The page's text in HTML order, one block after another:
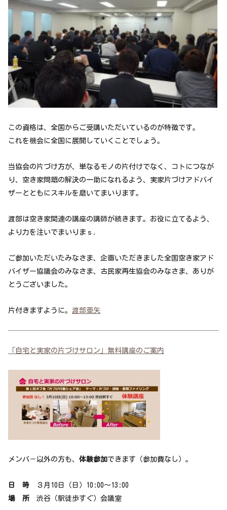
この資格は、全国からご受講いただいているのが特徴です。
これを機会に全国に展開していくことでしょう。
当協会の片づけ方が、単なるモノの片付けでなく、コトにつなが
り、空き家問題の解決の一助になれるよう、実家片づけアドバイ
ザーとともにスキルを磨いてまいります。
渡部は空き家関連の講座の講師が続きます。お役に立てるよう、
より力を注いでまいりまｓ．
ご参加いただいたみなさま、企画いただきました全国空き家アド
バイザー協議会のみなさま、古民家再生協会のみなさま、ありが
とうございました。
片付きますように。 渡部亜矢
「自宅と実家の片づけサロン」無料講座のご案内
メンバ－以外の方も、 体験参加できます（参加費なし）。
日 時 ３月10日（日）10:00～13:00
場 所 渋谷（駅徒歩すぐ）会議室